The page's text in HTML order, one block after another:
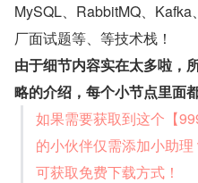
MySQL、RabbitMQ、
厂面试题等、等技术栈！
由于细节内容实在太多啦，
略的介绍，每个小节点里面
如果需要获取到这个【
的小伙伴仅需添加小助
可获取免费下载方式！